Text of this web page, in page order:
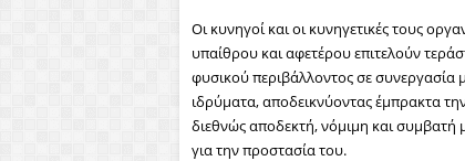
Οι κυνηγοί και οι κυνηγετικές τους
υπαίθρου και αφετέρου επιτελούν
φυσικού περιβάλλοντος σε συνεργασία
ιδρύματα, αποδεικνύοντας έμπρακτα
διεθνώς αποδεκτή, νόμιμη και συμβατή
για την προστασία του.